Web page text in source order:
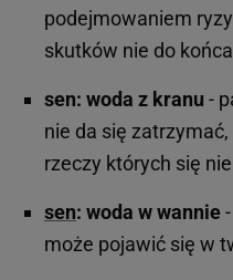
podejmowaniem
skutków nie do
sen: woda z kranu -
nie da się
rzeczy których się
sen: woda w wannie
może pojawić się w